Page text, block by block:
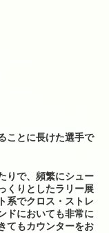
ことに長けた選手で
りで、頻繁にシュー
くりとしたラリー展
系でクロス・ストレ
ドにおいても非常に
てもカウンターをお
られる場合）